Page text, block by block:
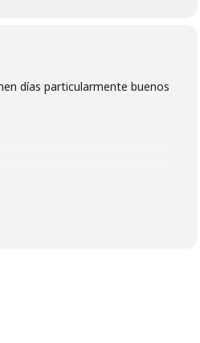
días particularmente buenos